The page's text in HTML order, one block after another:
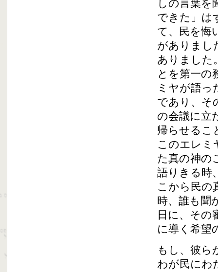
しの言葉を
できた」は
て、民を悔
がありまし
ありました
とを第一の
ミヤが語っ
であり、そ
の会議に立
帰らせるこ
このエレミ
た真の神の
語りきる時
こから民の
時、誰も聞
日に、その
に導く希望
もし、彼ら
わが民にわ